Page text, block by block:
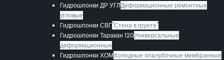
Гидрошпонки ДР УГЛДеформационные ремонтные
угловые
Гидрошпонки СВГ"Стена в грунте"
Гидрошпонки Таракан 120Универсальные
деформационные
Гидрошпонки ХОМХолодные опалубочные мембранные